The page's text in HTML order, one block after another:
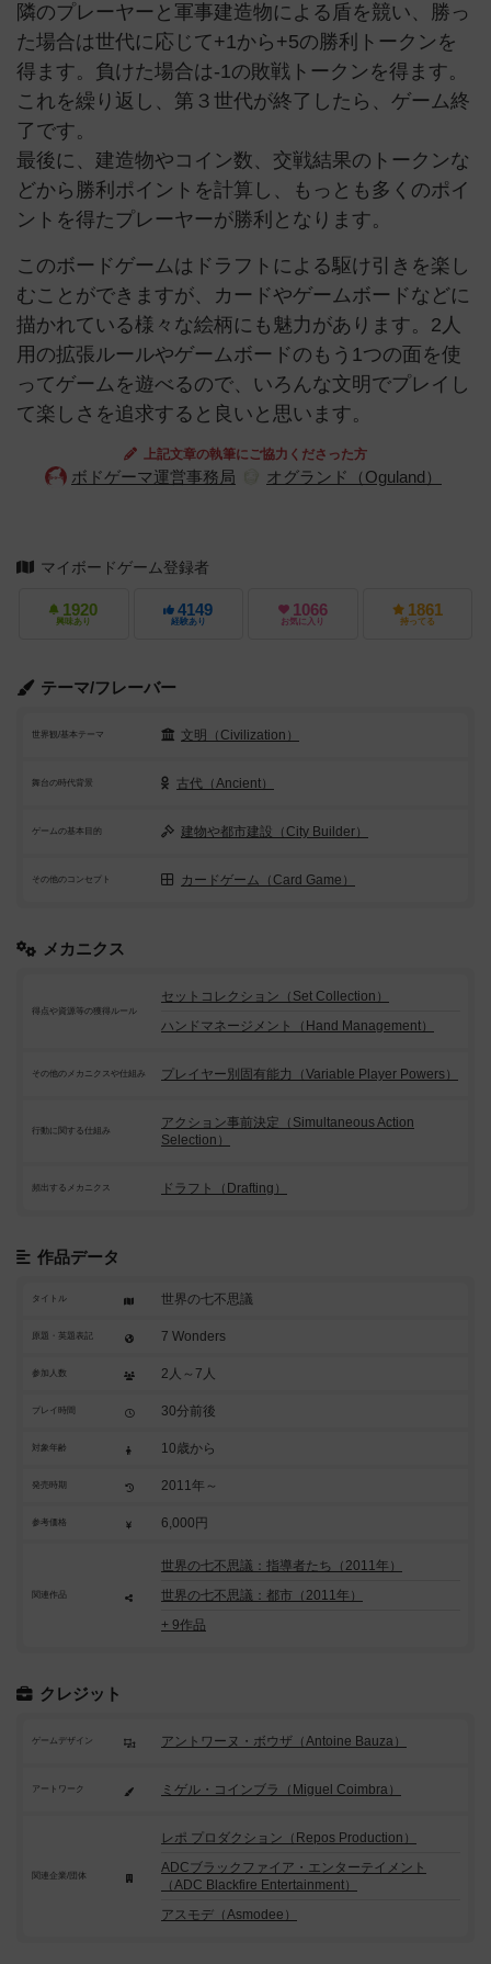
隣のプレーヤーと軍事建造物による盾を競い、勝っ
た場合は世代に応じて+1から+5の勝利トークンを
得ます。負けた場合は-1の敗戦トークンを得ます。
これを繰り返し、第３世代が終了したら、ゲーム終
了です。
最後に、建造物やコイン数、交戦結果のトークンな
どから勝利ポイントを計算し、もっとも多くのポイ
ントを得たプレーヤーが勝利となります。
このボードゲームはドラフトによる駆け引きを楽し
むことができますが、カードやゲームボードなどに
描かれている様々な絵柄にも魅力があります。2人
用の拡張ルールやゲームボードのもう1つの面を使
ってゲームを遊べるので、いろんな文明でプレイし
て楽しさを追求すると良いと思います。
上記文章の執筆にご協力くださった方
ボドゲーマ運営事務局 オグランド（Oguland）
マイボードゲーム登録者
1920
興味あり
4149
経験あり
1066
お気に入り
1861
持ってる
テーマ/フレーバー
世界観/基本テーマ 文明（Civilization）
舞台の時代背景 古代（Ancient）
ゲームの基本目的 建物や都市建設（City Builder）
その他のコンセプト カードゲーム（Card Game）
メカニクス
得点や資源等の獲得ルール
セットコレクション（Set Collection）
ハンドマネージメント（Hand Management）
その他のメカニクスや仕組み プレイヤー別固有能力（Variable Player Powers）
行動に関する仕組み
アクション事前決定（Simultaneous Action
Selection）
頻出するメカニクス ドラフト（Drafting）
作品データ
タイトル 世界の七不思議
原題・英題表記 7 Wonders
参加人数 2人～7人
プレイ時間 30分前後
対象年齢 10歳から
発売時期 2011年～
参考価格 6,000円
関連作品
世界の七不思議：指導者たち（2011年）
世界の七不思議：都市（2011年）
+ 9作品
クレジット
ゲームデザイン アントワーヌ・ボウザ（Antoine Bauza）
アートワーク ミゲル・コインブラ（Miguel Coimbra）
関連企業/団体
レポ プロダクション（Repos Production）
ADCブラックファイア・エンターテイメント
（ADC Blackfire Entertainment）
アスモデ（Asmodee）